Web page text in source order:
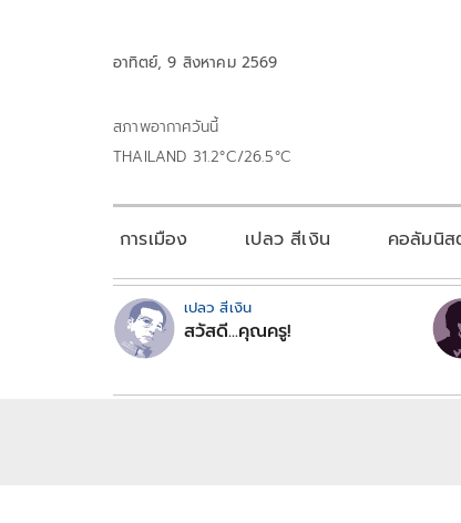
อาทิตย์, 9 สิงหาคม 2569
สภาพอากาศวันนี้
THAILAND 31.2°C/26.5°C
การเมือง เปลว สีเงิน คอลัมนิส
เปลว สีเงิน
สวัสดี...คุณครู!